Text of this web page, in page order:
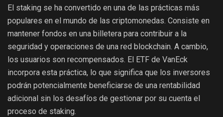
El staking se ha convertido en una de las prácticas más
populares en el mundo de las criptomonedas. Consiste en
mantener fondos en una billetera para contribuir a la
seguridad y operaciones de una red blockchain. A cambio,
los usuarios son recompensados. El ETF de VanEck
incorpora esta práctica, lo que significa que los inversores
podrán potencialmente beneficiarse de una rentabilidad
adicional sin los desafíos de gestionar por su cuenta el
proceso de staking.